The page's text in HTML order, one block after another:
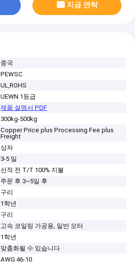
지금 연락
중국
PEWSC
UL,ROHS
UEWN 1등급
제품 설명서 PDF
300kg-500kg
Copper Price plus Processing Fee plus
Freight
상자
3-5 일
선적 전 T/T 100% 지불
주문 후 3~5일 후
구리
1학년
구리
고속 코일링 가공용, 일반 모터
1학년
맞춤화될 수 있습니다
AWG 46-10